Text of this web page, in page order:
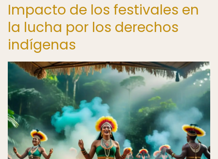
Impacto de los festivales en
la lucha por los derechos
indígenas